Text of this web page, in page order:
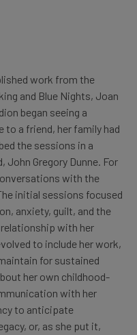
work from the
and Blue Nights, Joan
began seeing a
a friend, her family had
the sessions in a
John Gregory Dunne. For
with the
initial sessions focused
anxiety, guilt, and the
with her
to include her work,
for sustained
her own childhood-
with her
to anticipate
or, as she put it,